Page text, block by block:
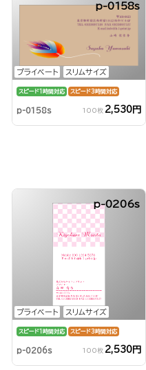
プライベート スリムサイズ
p-0158s
スピード1時間対応 スピード3時間対応
p-0158s 100枚 2,530円
プライベート スリムサイズ
p-0206s
スピード1時間対応 スピード3時間対応
p-0206s 100枚 2,530円